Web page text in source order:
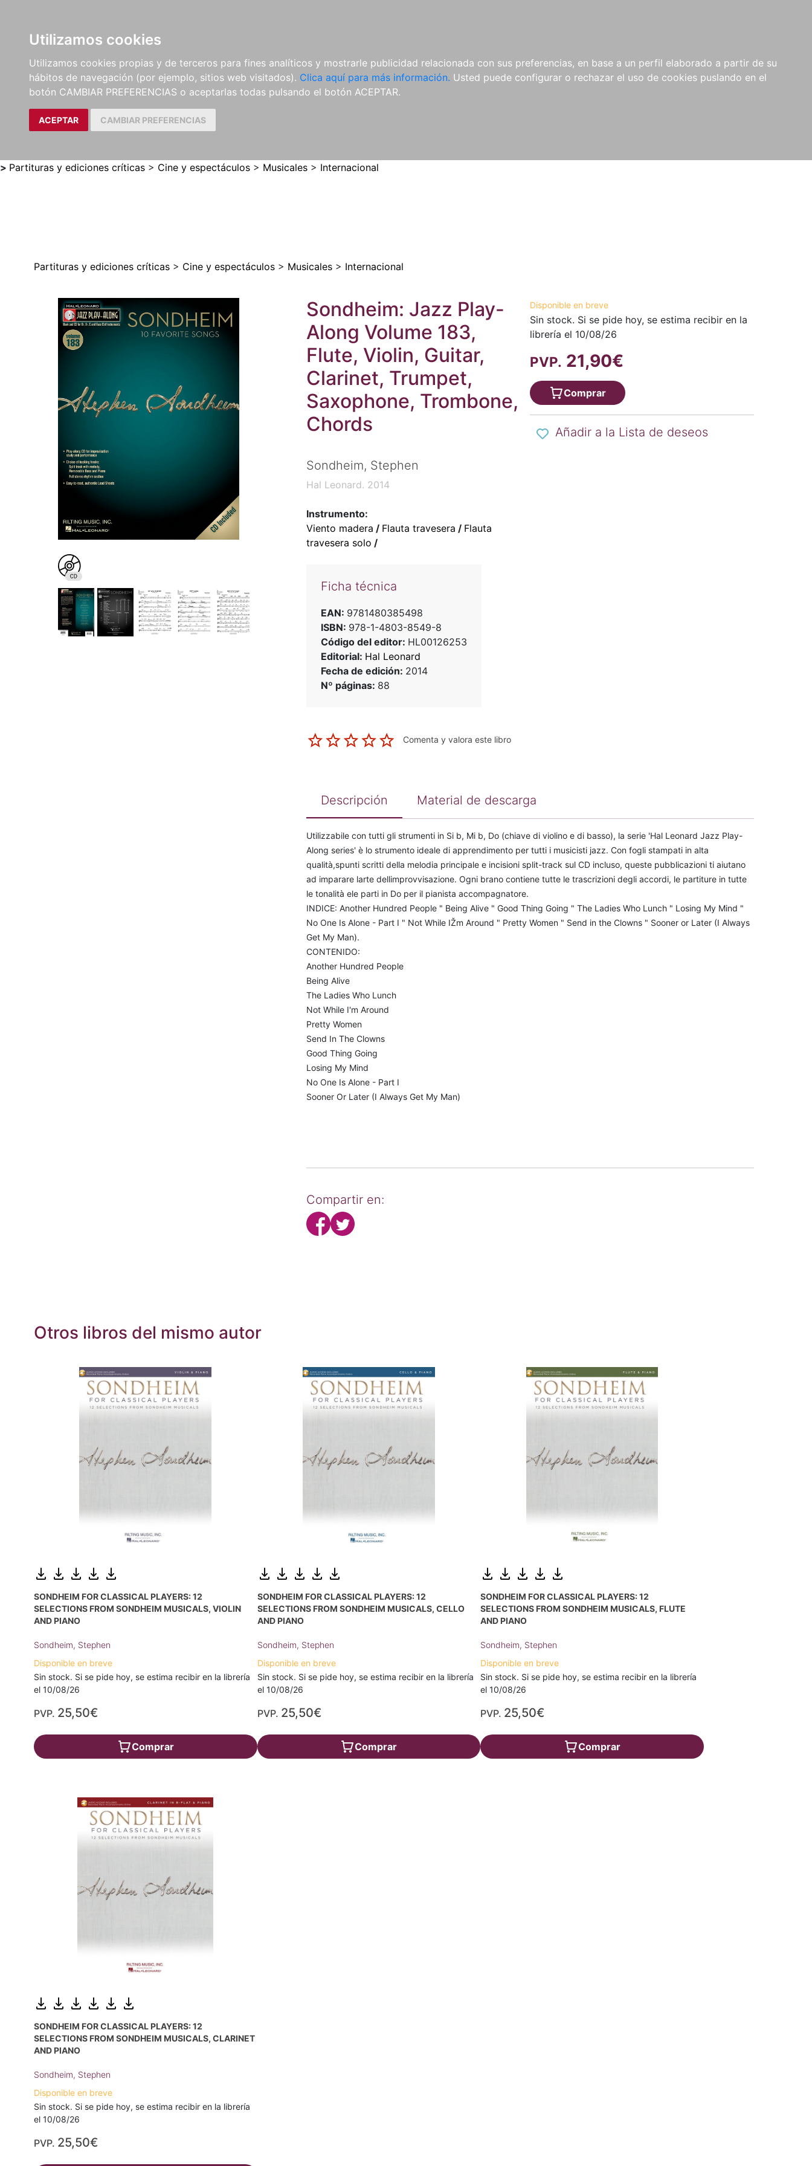
Utilizamos cookies
Utilizamos cookies propias y de terceros para fines analíticos y mostrarle publicidad relacionada con sus preferencias, en base a un perfil elaborado a partir de su
hábitos de navegación (por ejemplo, sitios web visitados). Clica aquí para más información. Usted puede configurar o rechazar el uso de cookies puslando en el
botón CAMBIAR PREFERENCIAS o aceptarlas todas pulsando el botón ACEPTAR.
ACEPTAR CAMBIAR PREFERENCIAS
LIBROS
MÉTODOS Y
EJERCICIOS
PARTITURAS Y EDICIONES
CRÍTICAS
REVISTAS
CDS Y
DVDS
MATERIAL
COMPLEMENTARIO
NOVEDADES NOTICIAS
COMPRAS
INSTITUCIONALES
> Partituras y ediciones críticas > Cine y espectáculos > Musicales > Internacional
Partituras y ediciones críticas > Cine y espectáculos > Musicales > Internacional
Sondheim: Jazz Play-
Along Volume 183,
Flute, Violin, Guitar,
Clarinet, Trumpet,
Saxophone, Trombone,
Chords
Sondheim, Stephen
Hal Leonard. 2014
Instrumento:
Viento madera / Flauta travesera / Flauta
travesera solo /
Ficha técnica
EAN: 9781480385498
ISBN: 978-1-4803-8549-8
Código del editor: HL00126253
Editorial: Hal Leonard
Fecha de edición: 2014
Nº páginas: 88
Comenta y valora este libro
Disponible en breve
Sin stock. Si se pide hoy, se estima recibir en la
librería el 10/08/26
PVP. 21,90€
Comprar
Añadir a la Lista de deseos
Descripción Material de descarga
Utilizzabile con tutti gli strumenti in Si b, Mi b, Do (chiave di violino e di basso), la serie 'Hal Leonard Jazz Play-
Along series' è lo strumento ideale di apprendimento per tutti i musicisti jazz. Con fogli stampati in alta
qualità,spunti scritti della melodia principale e incisioni split-track sul CD incluso, queste pubblicazioni ti aiutano
ad imparare larte dellimprovvisazione. Ogni brano contiene tutte le trascrizioni degli accordi, le partiture in tutte
le tonalità ele parti in Do per il pianista accompagnatore.
INDICE: Another Hundred People " Being Alive " Good Thing Going " The Ladies Who Lunch " Losing My Mind "
No One Is Alone - Part I " Not While IŽm Around " Pretty Women " Send in the Clowns " Sooner or Later (I Always
Get My Man).
CONTENIDO:
Another Hundred People
Being Alive
The Ladies Who Lunch
Not While I'm Around
Pretty Women
Send In The Clowns
Good Thing Going
Losing My Mind
No One Is Alone - Part I
Sooner Or Later (I Always Get My Man)
Compartir en:
Otros libros del mismo autor
SONDHEIM FOR CLASSICAL PLAYERS: 12
SELECTIONS FROM SONDHEIM MUSICALS, VIOLIN
AND PIANO
Sondheim, Stephen
Disponible en breve
Sin stock. Si se pide hoy, se estima recibir en la librería
el 10/08/26
PVP. 25,50€
Comprar
SONDHEIM FOR CLASSICAL PLAYERS: 12
SELECTIONS FROM SONDHEIM MUSICALS, CELLO
AND PIANO
Sondheim, Stephen
Disponible en breve
Sin stock. Si se pide hoy, se estima recibir en la librería
el 10/08/26
PVP. 25,50€
Comprar
SONDHEIM FOR CLASSICAL PLAYERS: 12
SELECTIONS FROM SONDHEIM MUSICALS, FLUTE
AND PIANO
Sondheim, Stephen
Disponible en breve
Sin stock. Si se pide hoy, se estima recibir en la librería
el 10/08/26
PVP. 25,50€
Comprar
SONDHEIM FOR CLASSICAL PLAYERS: 12
SELECTIONS FROM SONDHEIM MUSICALS, CLARINET
AND PIANO
Sondheim, Stephen
Disponible en breve
Sin stock. Si se pide hoy, se estima recibir en la librería
el 10/08/26
PVP. 25,50€